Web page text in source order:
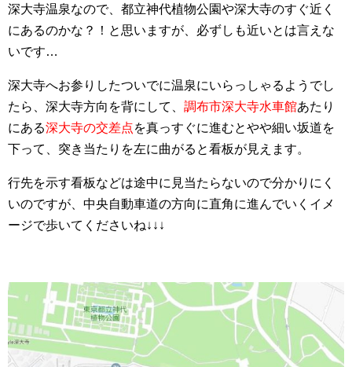
深大寺温泉なので、都立神代植物公園や深大寺のすぐ近く
にあるのかな？！と思いますが、必ずしも近いとは言えな
いです…
深大寺へお参りしたついでに温泉にいらっしゃるようでし
たら、深大寺方向を背にして、 調布市深大寺水車館あたり
にある深大寺の交差点を真っすぐに進むとやや細い坂道を
下って、突き当たりを左に曲がると看板が見えます。
行先を示す看板などは途中に見当たらないので分かりにく
いのですが、中央自動車道の方向に直角に進んでいくイメ
ージで歩いてくださいね↓↓↓